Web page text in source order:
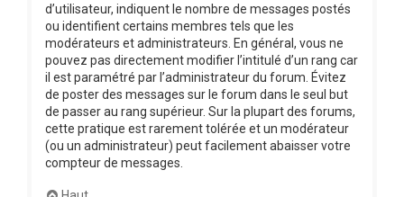
d’utilisateur, indiquent le nombre de messages postés
ou identifient certains membres tels que les
modérateurs et administrateurs. En général, vous ne
pouvez pas directement modifier l’intitulé d’un rang car
il est paramétré par l’administrateur du forum. Évitez
de poster des messages sur le forum dans le seul but
de passer au rang supérieur. Sur la plupart des forums,
cette pratique est rarement tolérée et un modérateur
(ou un administrateur) peut facilement abaisser votre
compteur de messages.